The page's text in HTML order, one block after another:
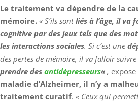
Le traitement va dépendre de la
mémoire. « S’ils sontliés à l’âge, il va
cognitive par des jeux tels que des
les interactions sociales. Si c’est une
des pertes de mémoire, il va falloir
prendre des antidépresseurs«, expose
maladie d’Alzheimer, il n’y a
traitement curatif. « Ceux qui